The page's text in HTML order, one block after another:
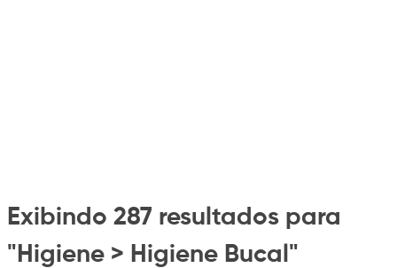
Exibindo 287 resultados para
"Higiene > Higiene Bucal"